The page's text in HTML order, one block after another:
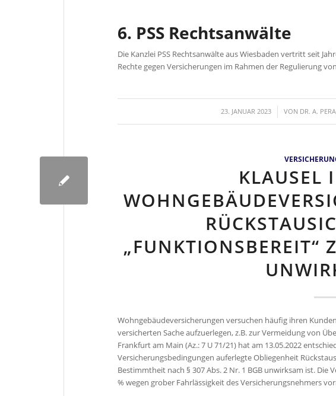
6. PSS Rechtsanwälte
Die Kanzlei PSS Rechtsanwälte aus Wiesbaden vertritt seit
Rechte gegen Versicherungen im Rahmen der Regulierung
23. JANUAR 2023
/ VON DR. A.
KLAUSEL
„FUNKTIONSBEREIT“
Wohngebäudeversicherungen versuchen häufig ihren
versicherten Sache aufzuerlegen, z.B. zur Vermeidung von
Frankfurt am Main (Az.: 7 U 71/21) hat am 13.05.2022
Versicherungsbedingungen auferlegte Obliegenheit
Bestimmtheit nach § 307 Abs. 2 Nr. 1 BGB unwirksam ist.
% wegen grober Fahrlässigkeit des Versicherungsnehmers